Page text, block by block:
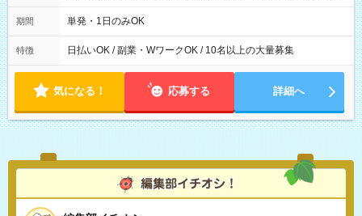
～22：00
期間 単発・1日のみOK
特徴 日払いOK / 副業・WワークOK / 10名以上の大量募集
気になる！ 応募する 詳細へ